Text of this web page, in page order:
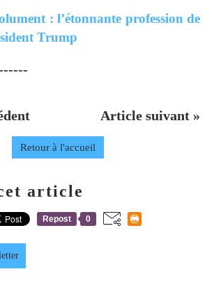
: l’étonnante profession de
Trump
Article suivant »
Retour à l'accueil
article
Repost 0